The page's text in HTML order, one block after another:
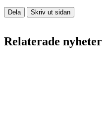
Dela Skriv ut sidan
Relaterade nyheter